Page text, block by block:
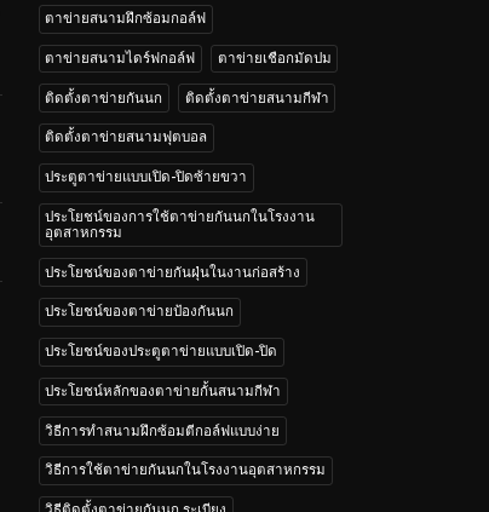
ตาข่ายสนามฝึกซ้อมกอล์ฟ
ตาข่ายสนามไดร์ฟกอล์ฟ ตาข่ายเชือกมัดปม
ติดตั้งตาข่ายกันนก ติดตั้งตาข่ายสนามกีฬา
ติดตั้งตาข่ายสนามฟุตบอล
ประตูตาข่ายแบบเปิด-ปิดซ้ายขวา
ประโยชน์ของการใช้ตาข่ายกันนกในโรงงาน
อุตสาหกรรม
ประโยชน์ของตาข่ายกันฝุ่นในงานก่อสร้าง
ประโยชน์ของตาข่ายป้องกันนก
ประโยชน์ของประตูตาข่ายแบบเปิด-ปิด
ประโยชน์หลักของตาข่ายกั้นสนามกีฬา
วิธีการทำสนามฝึกซ้อมตีกอล์ฟแบบง่าย
วิธีการใช้ตาข่ายกันนกในโรงงานอุตสาหกรรม